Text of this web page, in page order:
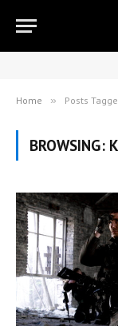
Home » Posts
BROWSING: